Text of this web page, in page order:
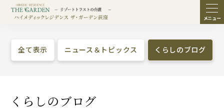
ME
NU
全て表示 ニュース＆トピックス くらしのブログ
くらしのブログ